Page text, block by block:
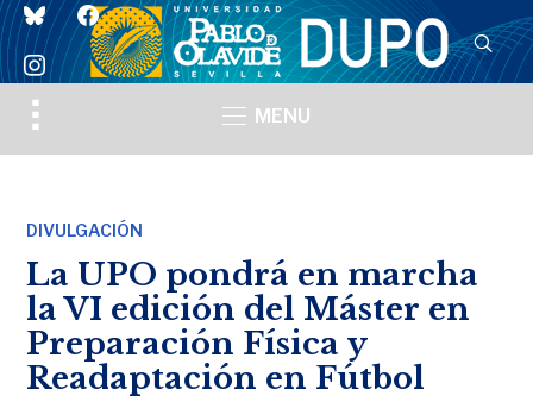
blueskyfacebook
instagram
Toggle
sidebar
MENU
DIVULGACIÓN
La UPO pondrá en marcha
la VI edición del Máster en
Preparación Física y
Readaptación en Fútbol